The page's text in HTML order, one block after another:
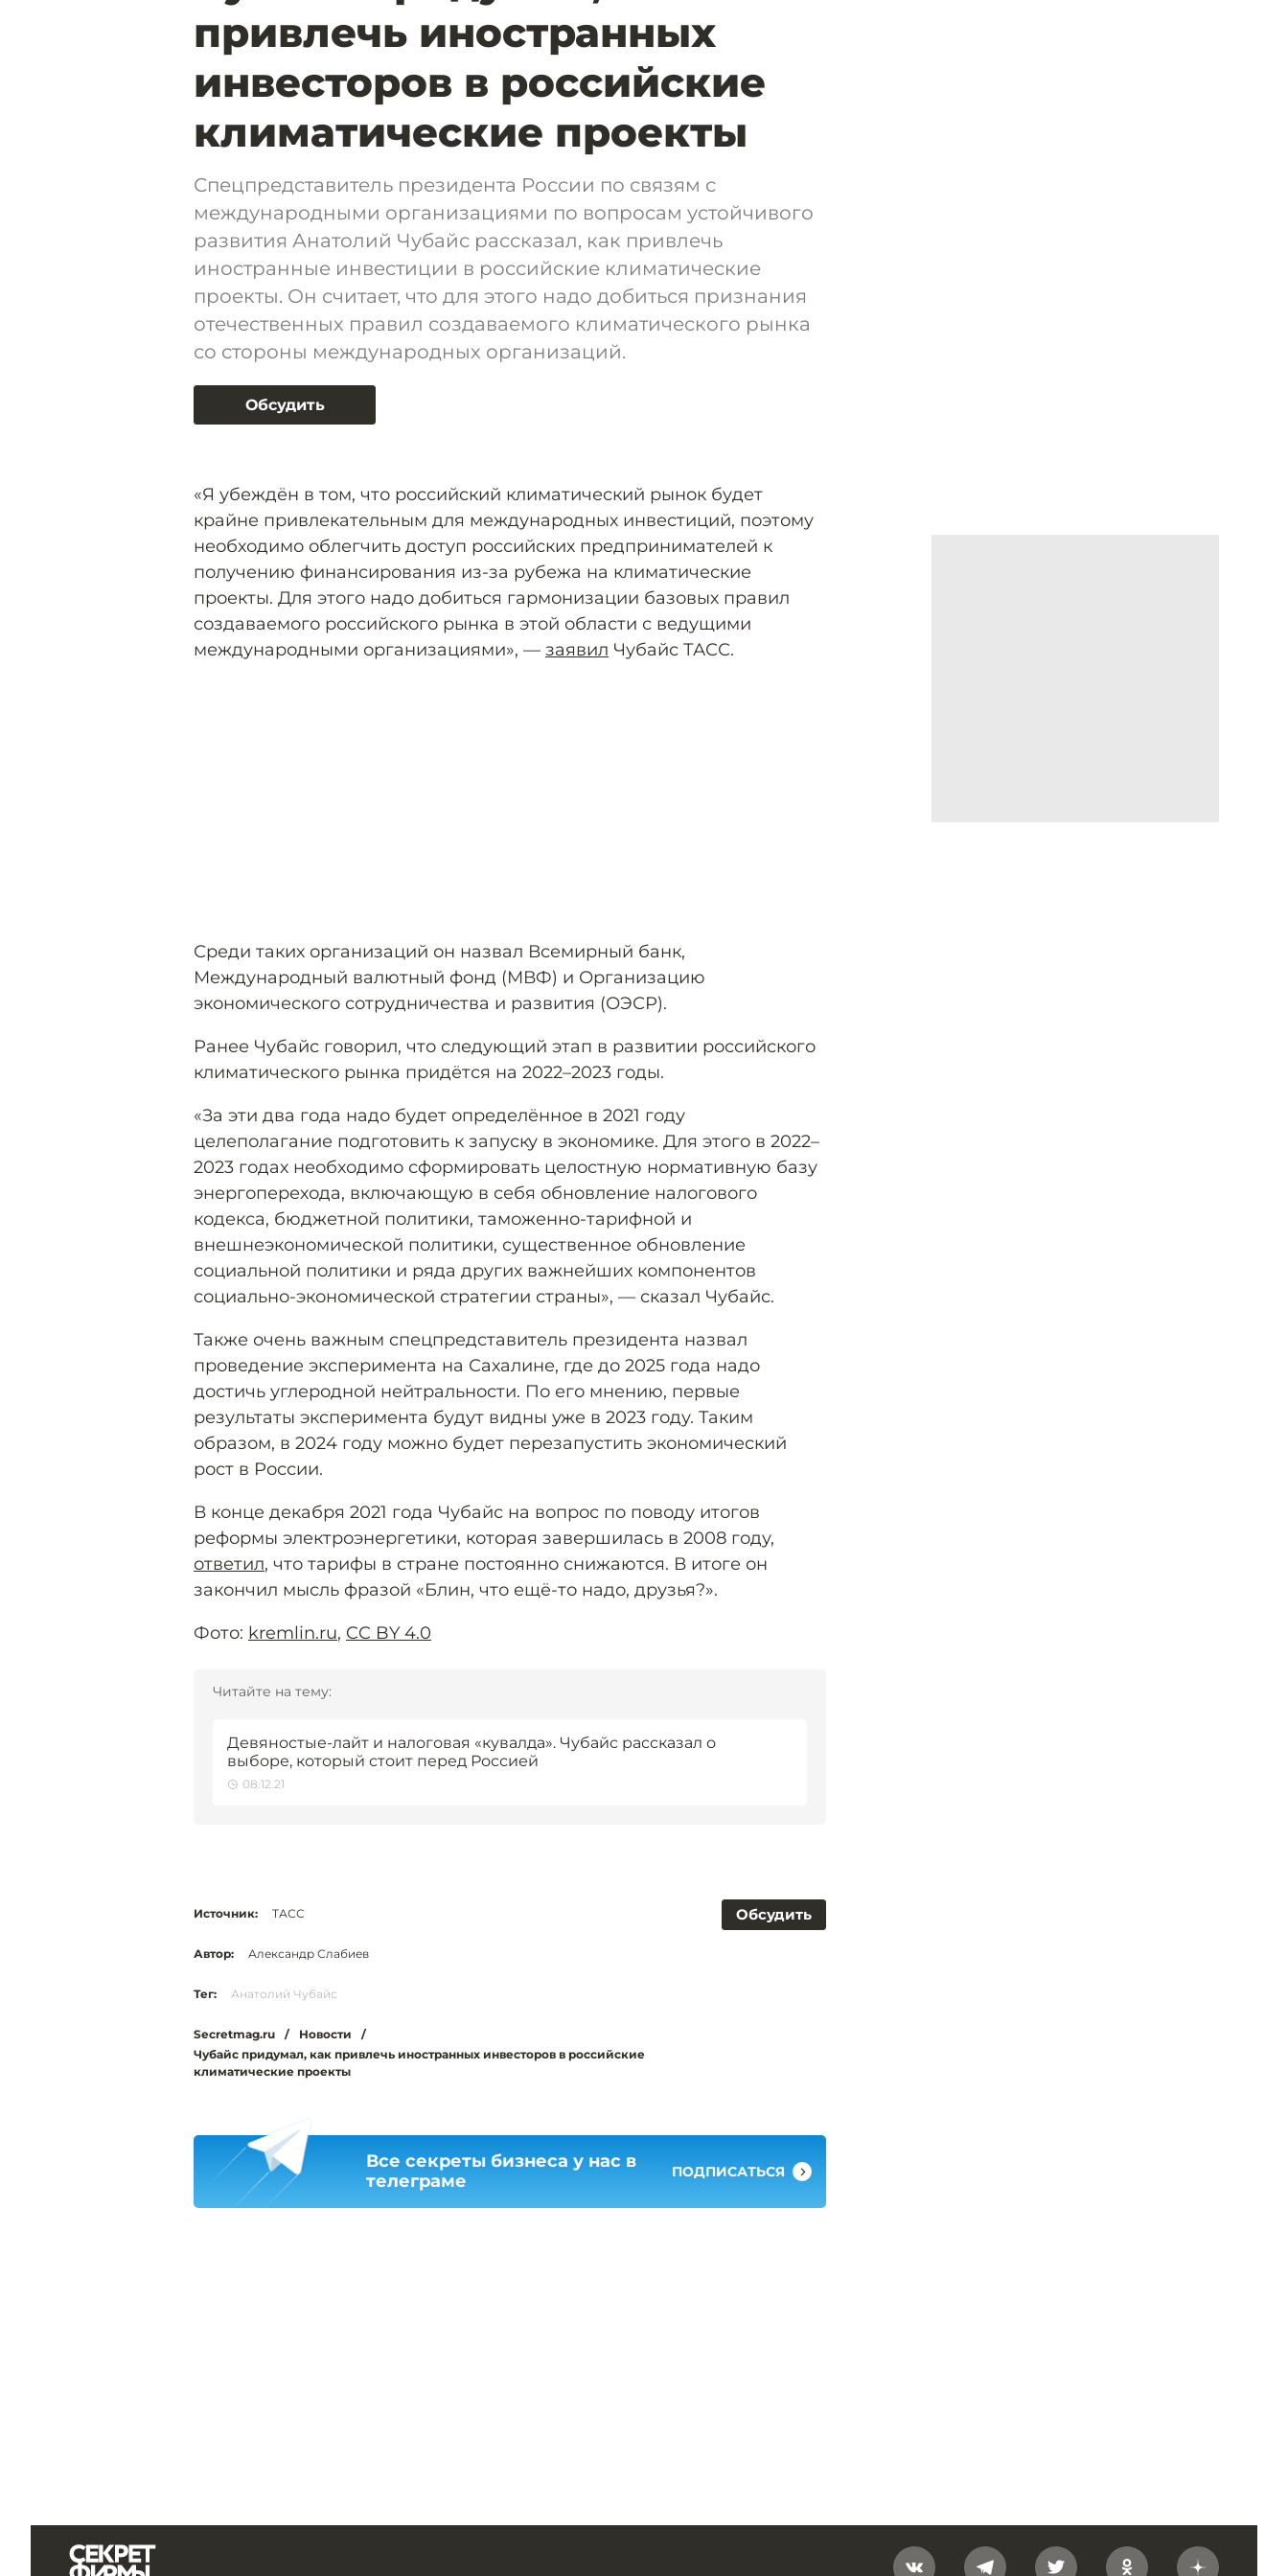
привлечь иностранных
инвесторов в российские
климатические проекты
Спецпредставитель президента России по связям с
международными организациями по вопросам устойчивого
развития Анатолий Чубайс рассказал, как привлечь
иностранные инвестиции в российские климатические
проекты. Он считает, что для этого надо добиться признания
отечественных правил создаваемого климатического рынка
со стороны международных организаций.
Обсудить
«Я убеждён в том, что российский климатический рынок будет
крайне привлекательным для международных инвестиций, поэтому
необходимо облегчить доступ российских предпринимателей к
получению финансирования из-за рубежа на климатические
проекты. Для этого надо добиться гармонизации базовых правил
создаваемого российского рынка в этой области с ведущими
международными организациями», — заявил Чубайс ТАСС.
Среди таких организаций он назвал Всемирный банк,
Международный валютный фонд (МВФ) и Организацию
экономического сотрудничества и развития (ОЭСР).
Ранее Чубайс говорил, что следующий этап в развитии российского
климатического рынка придётся на 2022–2023 годы.
«За эти два года надо будет определённое в 2021 году
целеполагание подготовить к запуску в экономике. Для этого в 2022–
2023 годах необходимо сформировать целостную нормативную базу
энергоперехода, включающую в себя обновление налогового
кодекса, бюджетной политики, таможенно-тарифной и
внешнеэкономической политики, существенное обновление
социальной политики и ряда других важнейших компонентов
социально-экономической стратегии страны», — сказал Чубайс.
Также очень важным спецпредставитель президента назвал
проведение эксперимента на Сахалине, где до 2025 года надо
достичь углеродной нейтральности. По его мнению, первые
результаты эксперимента будут видны уже в 2023 году. Таким
образом, в 2024 году можно будет перезапустить экономический
рост в России.
В конце декабря 2021 года Чубайс на вопрос по поводу итогов
реформы электроэнергетики, которая завершилась в 2008 году,
ответил, что тарифы в стране постоянно снижаются. В итоге он
закончил мысль фразой «Блин, что ещё-то надо, друзья?».
Фото: kremlin.ru, CC BY 4.0
Читайте на тему:
Девяностые-лайт и налоговая «кувалда». Чубайс рассказал о
выборе, который стоит перед Россией
08.12.21
Обсудить
Источник: ТАСС
Автор: Александр Слабиев
Тег: Анатолий Чубайс
Secretmag.ru / Новости
/
Чубайс придумал, как привлечь иностранных инвесторов в российские
климатические проекты
Все секреты бизнеса у нас в
телеграме
ПОДПИСАТЬСЯ